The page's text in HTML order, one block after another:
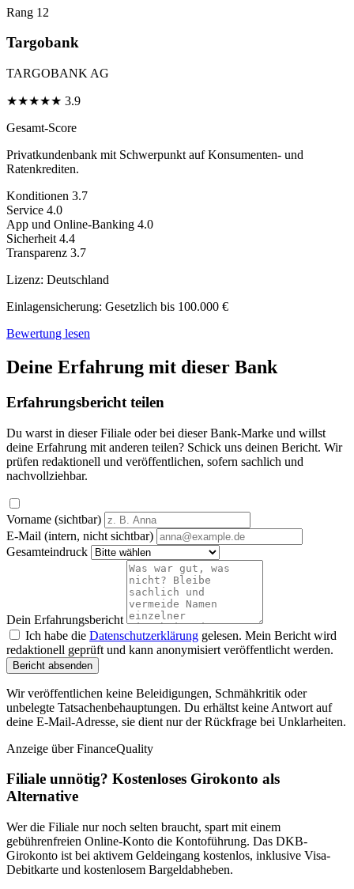
Rang 12
Targobank
TARGOBANK AG
★★★★★ 3.9
Gesamt-Score
Privatkundenbank mit Schwerpunkt auf Konsumenten- und
Ratenkrediten.
Konditionen 3.7
Service 4.0
App und Online-Banking 4.0
Sicherheit 4.4
Transparenz 3.7
Lizenz: Deutschland
Einlagensicherung: Gesetzlich bis 100.000 €
Bewertung lesen
Deine Erfahrung mit dieser Bank
Erfahrungsbericht teilen
Du warst in dieser Filiale oder bei dieser Bank-Marke und willst
deine Erfahrung mit anderen teilen? Schick uns deinen Bericht. Wir
prüfen redaktionell und veröffentlichen, sofern sachlich und
nachvollziehbar.
Vorname (sichtbar)
E-Mail (intern, nicht sichtbar)
Gesamteindruck
Dein Erfahrungsbericht
Ich habe die Datenschutzerklärung gelesen. Mein Bericht wird
redaktionell geprüft und kann anonymisiert veröffentlicht werden.
Bericht absenden
Wir veröffentlichen keine Beleidigungen, Schmähkritik oder
unbelegte Tatsachenbehauptungen. Du erhältst keine Antwort auf
deine E-Mail-Adresse, sie dient nur der Rückfrage bei Unklarheiten.
Anzeige über FinanceQuality
Filiale unnötig? Kostenloses Girokonto als
Alternative
Wer die Filiale nur noch selten braucht, spart mit einem
gebührenfreien Online-Konto die Kontoführung. Das DKB-
Girokonto ist bei aktivem Geldeingang kostenlos, inklusive Visa-
Debitkarte und kostenlosem Bargeldabheben.